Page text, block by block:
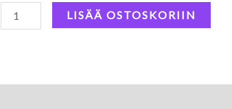
LISÄÄ OSTOSKORIIN